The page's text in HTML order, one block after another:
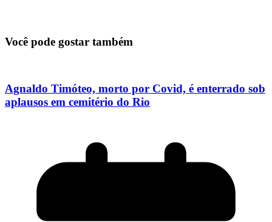
Você pode gostar também
Agnaldo Timóteo, morto por Covid, é enterrado sob
aplausos em cemitério do Rio